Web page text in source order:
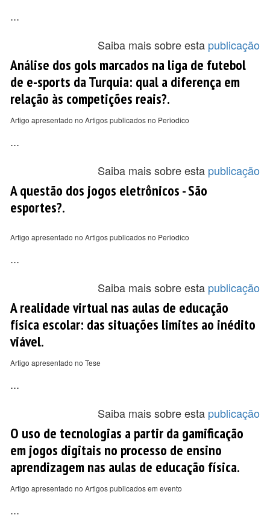
...
Saiba mais sobre esta publicação
Análise dos gols marcados na liga de futebol
de e-sports da Turquia: qual a diferença em
relação às competições reais?.
Artigo apresentado no Artigos publicados no Periodico
...
Saiba mais sobre esta publicação
A questão dos jogos eletrônicos - São
esportes?.
Artigo apresentado no Artigos publicados no Periodico
...
Saiba mais sobre esta publicação
A realidade virtual nas aulas de educação
física escolar: das situações limites ao inédito
viável.
Artigo apresentado no Tese
...
Saiba mais sobre esta publicação
O uso de tecnologias a partir da gamificação
em jogos digitais no processo de ensino
aprendizagem nas aulas de educação física.
Artigo apresentado no Artigos publicados em evento
...